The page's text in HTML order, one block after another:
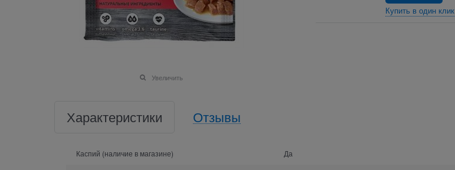
Увеличить
Купить в один клик
Характеристики Отзывы
Каспий (наличие в магазине) Да